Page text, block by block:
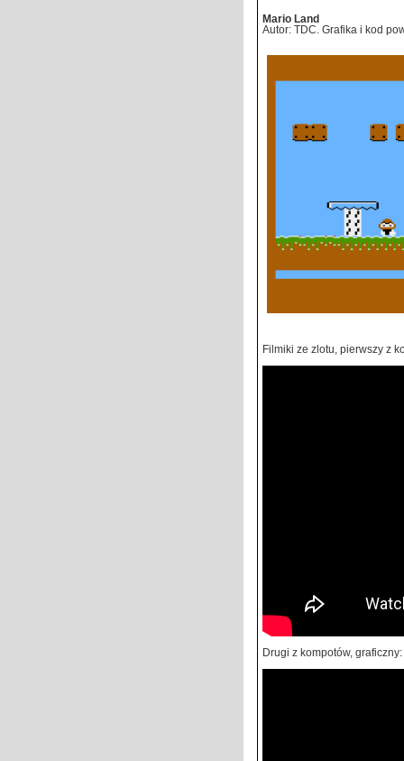
Mario Land
Autor: TDC. Grafika i kod
Filmiki ze zlotu, pierwszy z
Drugi z kompotów, graficzny: